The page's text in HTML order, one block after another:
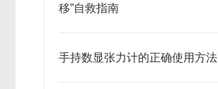
移”自救指南
手持数显张力计的正确使用方法